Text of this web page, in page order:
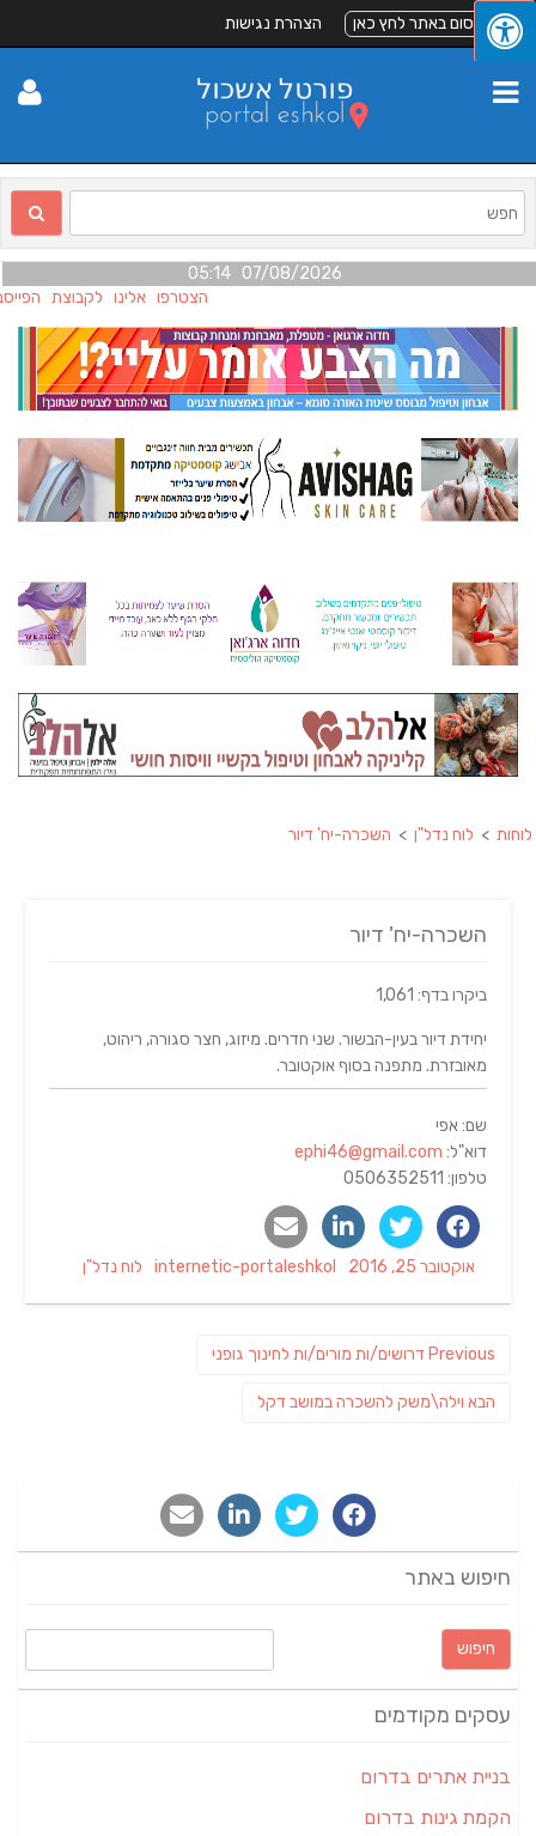
לפרסום באתר לחץ כאן הצהרת נגישות
07/08/2026 05:14
הצטרפו אלינו לקבוצת
לוחות > לוח נדל"ן > השכרה-יח' דיור
השכרה-יח' דיור
ביקרו בדף: 1,061
יחידת דיור בעין-הבשור. שני חדרים. מיזוג, חצר סגורה, ריהוט,
מאובזרת. מתפנה בסוף אוקטובר.
שם: אפי
דוא"ל: ephi46@gmail.com
טלפון: 0506352511
Posted
אוקטובר 25, 2016 Author
internetic-portaleshkol
Categories
לוח נדל"ן
Previous
Previous
דרושים/ות מורים/ות לחינוך גופני
הבא פוסט
וילה\משק להשכרה במושב דקל
חיפוש באתר
חיפוש:
עסקים מקודמים
בניית אתרים בדרום
הקמת גינות בדרום